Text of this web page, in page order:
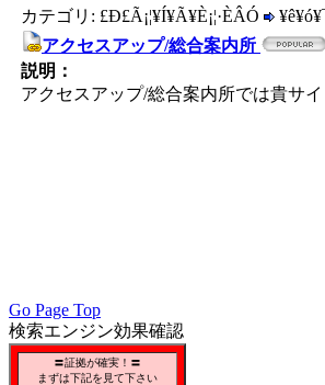
カテゴリ: £Ð£Ã¡¦¥Í¥Ã¥È¡¦·ÈÂÓ
アクセスアップ/総合案内所
説明：
アクセスアップ/総合案内所では貴サ
Go Page Top
検索エンジン効果確認
〓証拠が確実！〓
まずは下記を見て下さい